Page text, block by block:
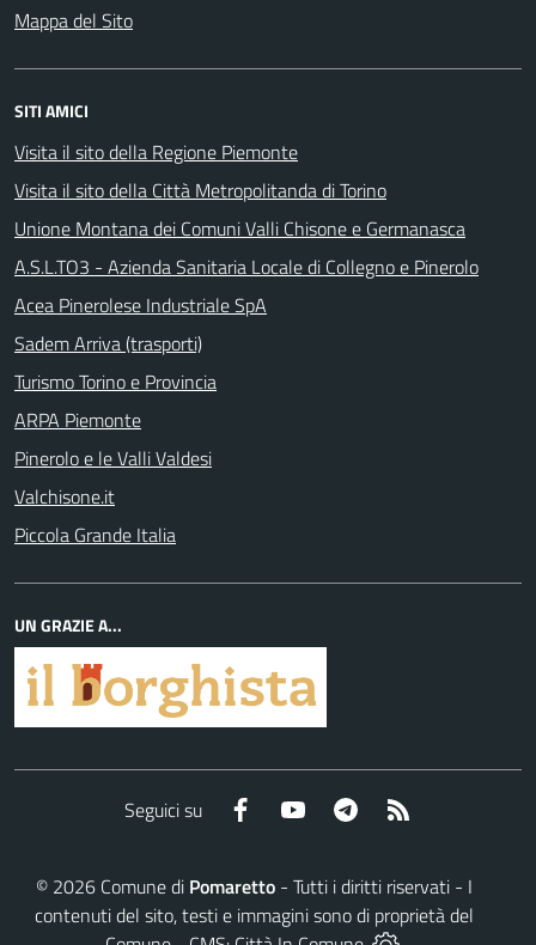
Mappa del Sito
SITI AMICI
Visita il sito della Regione Piemonte
Visita il sito della Città Metropolitanda di Torino
Unione Montana dei Comuni Valli Chisone e Germanasca
A.S.L.TO3 - Azienda Sanitaria Locale di Collegno e Pinerolo
Acea Pinerolese Industriale SpA
Sadem Arriva (trasporti)
Turismo Torino e Provincia
ARPA Piemonte
Pinerolo e le Valli Valdesi
Valchisone.it
Piccola Grande Italia
UN GRAZIE A...
Seguici su Facebook YouTube Telegram
© 2026Comune di Pomaretto- Tutti i diritti riservati - I
contenuti del sito, testi e immagini sono di proprietà del